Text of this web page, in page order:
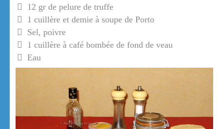
12 gr de pelure de truffe
1 cuillère et demie à soupe de Porto
Sel, poivre
1 cuillère à café bombée de fond de veau
Eau